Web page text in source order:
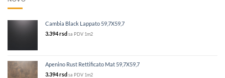
Cambia Black Lappato 59,7X59,7
3.394rsdsa PDV 1m2
Apenino Rust Rettificato Mat 59,7X59,7
3.394rsdsa PDV 1m2